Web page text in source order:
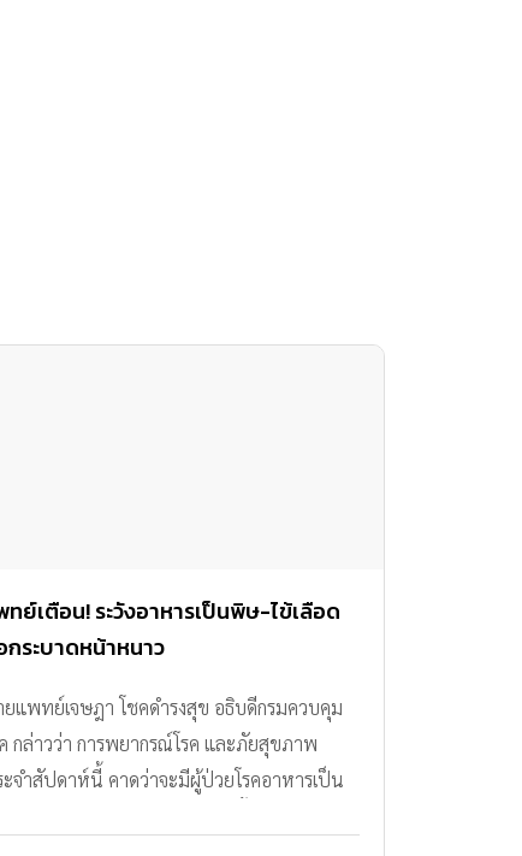
ทย์เตือน! ระวังอาหารเป็นพิษ-ไข้เลือด
กระบาดหน้าหนาว
แพทย์เจษฎา โชคดำรงสุข อธิบดีกรมควบคุม
กล่าวว่า การพยากรณ์โรค และภัยสุขภาพ
จำสัปดาห์นี้ คาดว่าจะมีผู้ป่วยโรคอาหารเป็น